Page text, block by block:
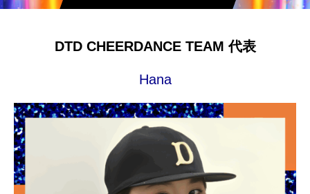
DTD CHEERDANCE TEAM 代表
Hana